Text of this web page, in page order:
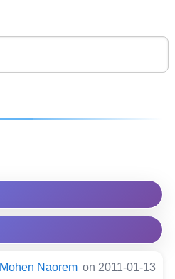
Mohen Naorem on 2011-01-13